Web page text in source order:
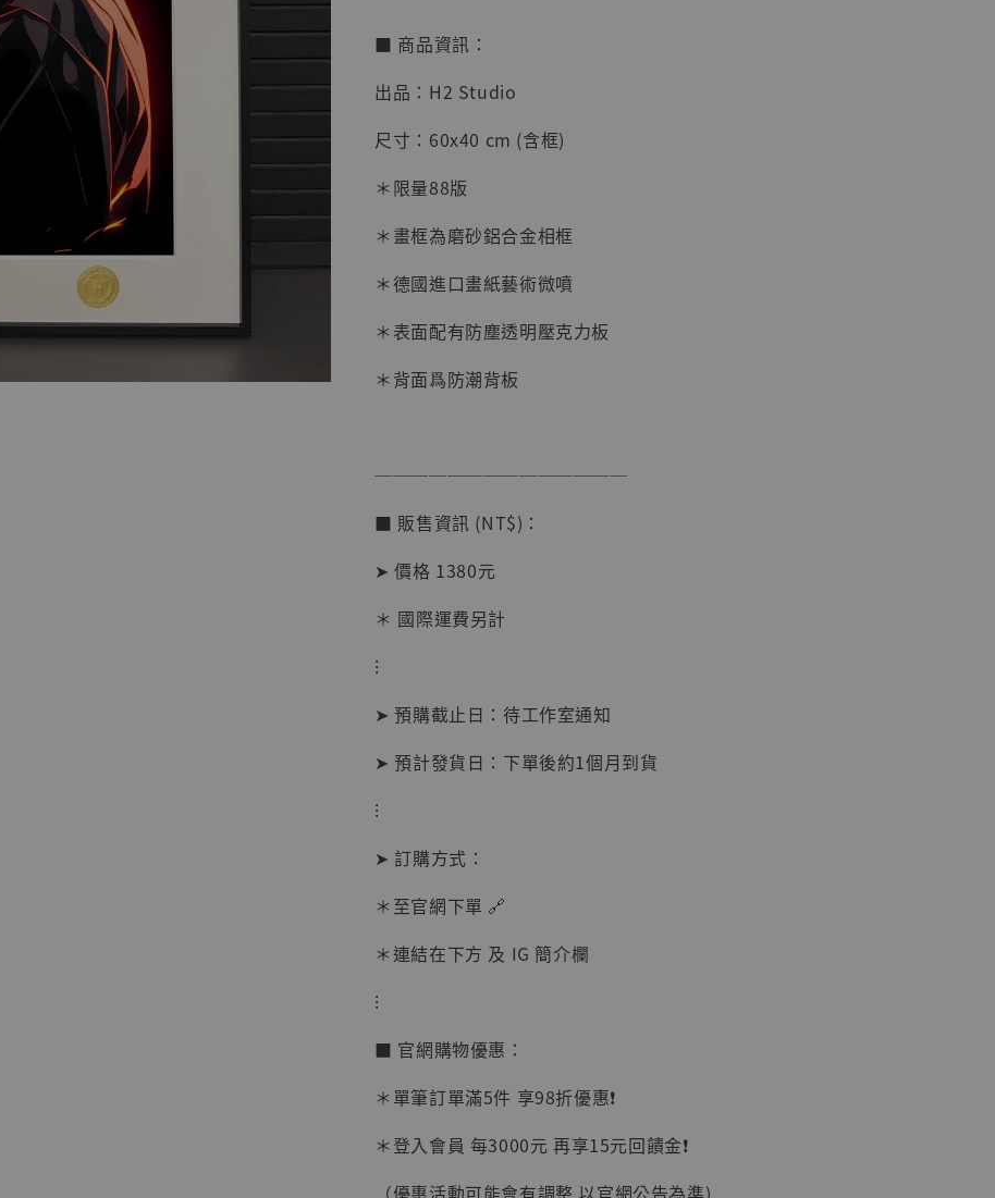
加入購物車
Studio]
NT$ 1,870
加購優惠【讓子彈飛 鵝城縣長 張麻子 [BK01]】
【現貨】
BJSTUDIO 1/6系列
可動蒐藏人偶 讓子
彈飛 鵝城縣長 張麻
子 [BK01]
- +
■ 商品資訊：
出品：H2 Studio
尺寸：60x40 cm (含框)
＊限量88版
＊畫框為磨砂鋁合金相框
＊德國進口畫紙藝術微噴
＊表面配有防塵透明壓克力板
＊背面爲防潮背板
──────────────
■ 販售資訊 (NT$)：
➤ 價格 1380元
＊ 國際運費另計
⁝
➤ 預購截止日：待工作室通知
➤ 預計發貨日：下單後約1個月到貨
⁝
➤ 訂購方式：
＊至官網下單 🔗
＊連結在下方 及 IG 簡介欄
⁝
■ 官網購物優惠：
＊單筆訂單滿5件 享98折優惠❗️
＊登入會員 每3000元 再享15元回饋金❗️
（優惠活動可能會有調整 以官網公告為準)